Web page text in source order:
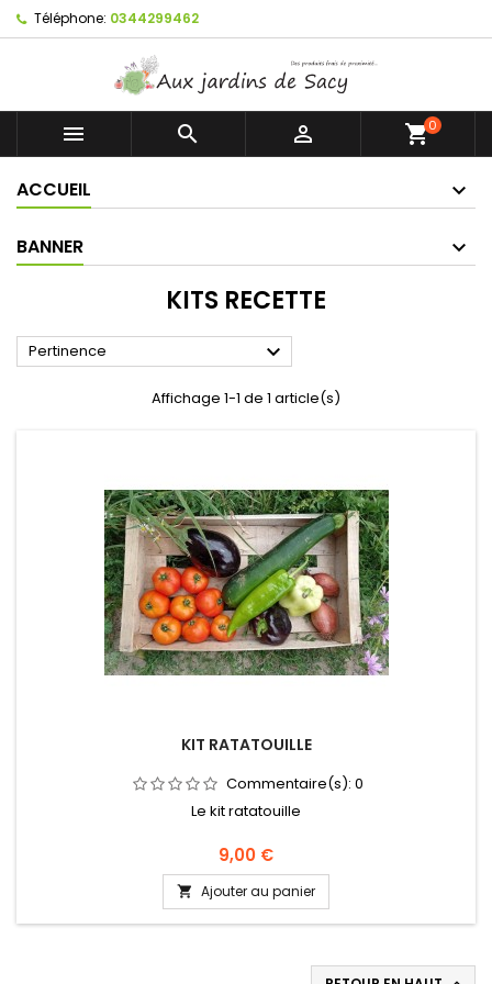
Téléphone: 0344299462
   shopping_cart0
ACCUEIL
BANNER
KITS RECETTE
Pertinence 
Affichage 1-1 de 1 article(s)
KIT RATATOUILLE
Commentaire(s): 0
Le kit ratatouille
Prix
9,00 €
 Ajouter au panier